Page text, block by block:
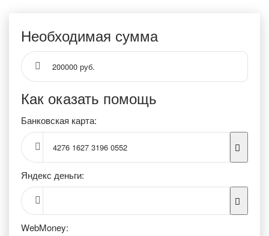
Необходимая сумма
200000 руб.
Как оказать помощь
Банковская карта:
4276 1627 3196 0552
Яндекс деньги:
WebMoney: